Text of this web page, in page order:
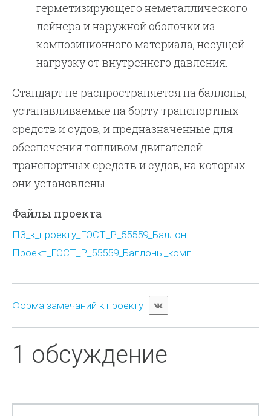
герметизирующего неметаллического
лейнера и наружной оболочки из
композиционного материала, несущей
нагрузку от внутреннего давления.
Стандарт не распространяется на баллоны,
устанавливаемые на борту транспортных
средств и судов, и предназначенные для
обеспечения топливом двигателей
транспортных средств и судов, на которых
они установлены.
Файлы проекта
ПЗ_к_проекту_ГОСТ_Р_55559_Баллон...
Проект_ГОСТ_Р_55559_Баллоны_комп...
Форма замечаний к проекту
1 обсуждение